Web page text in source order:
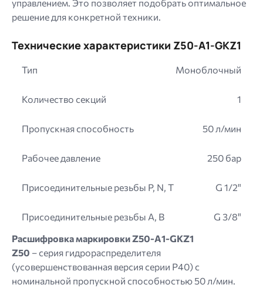
управлением. Это позволяет подобрать оптимальное
решение для конкретной техники.
Технические характеристики Z50-A1-GKZ1
Тип Моноблочный
Количество секций 1
Пропускная способность 50 л/мин
Рабочее давление 250 бар
Присоединительные резьбы P, N, T G 1/2"
Присоединительные резьбы A, B
G 3/8"
Расшифровка маркировки Z50-A1-GKZ1
Z50 – серия гидрораспределителя
(усовершенствованная версия серии Р40) с
номинальной пропускной способностью 50 л/мин.